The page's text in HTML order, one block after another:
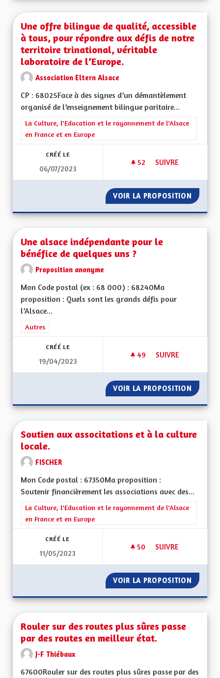
Une offre bilingue de qualité, accessible
à tous, pour répondre aux défis de notre
territoire trinational, véritable
laboratoire de l’Europe.
Association Eltern Alsace
CP : 68025Face à des signes d’un démantèlement
organisé de l’enseignement bilingue paritaire...
Filtrer les résultats de la catégorie : La Culture, l'Education et
La Culture, l'Education et le rayonnement de l'Alsace
en France et en Europe
CRÉÉ LE
06/07/2023
52 52 ABONNÉS
SUIVRE
VOIR LA PROPOSITION UNE
Une alsace indépendante pour le
bénéfice de quelques uns ?
Proposition anonyme
Mon Code postal (ex : 68 000) : 68240Ma
proposition : Quels sont les grands défis pour
l’Alsace...
Filtrer les résultats de la catégorie : Autres
Autres
CRÉÉ LE
19/04/2023
49 49 ABONNÉS
SUIVRE
VOIR LA PROPOSITION UNE
Soutien aux associtations et à la culture
locale.
FISCHER
Mon Code postal : 67350Ma proposition :
Soutenir financièrement les associations avec des...
Filtrer les résultats de la catégorie : La Culture, l'Education et
La Culture, l'Education et le rayonnement de l'Alsace
en France et en Europe
CRÉÉ LE
11/05/2023
50 50 ABONNÉS
SUIVRE
VOIR LA PROPOSITION
Rouler sur des routes plus sûres passe
par des routes en meilleur état.
J-F Thiébaux
67600Rouler sur des routes plus sûres passe par des